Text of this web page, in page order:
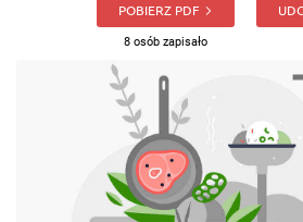
POBIERZ PDF
8 osób zapisało